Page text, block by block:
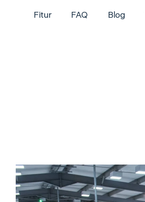
Fitur FAQ Blog